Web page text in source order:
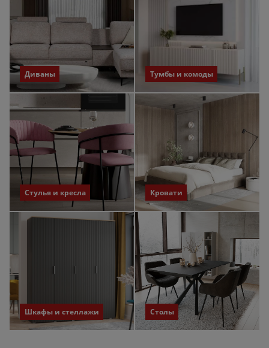
Диваны Тумбы и комоды
Стулья и кресла Кровати
Шкафы и стеллажи Столы